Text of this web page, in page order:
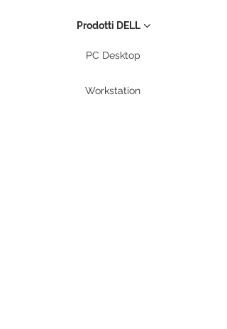
Prodotti DELL
PC Desktop
Workstation